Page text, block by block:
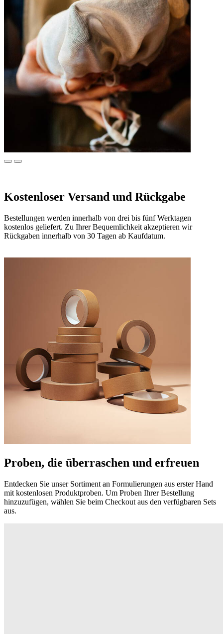
Kostenloser Versand und Rückgabe
Bestellungen werden innerhalb von drei bis fünf Werktagen
kostenlos geliefert. Zu Ihrer Bequemlichkeit akzeptieren wir
Rückgaben innerhalb von 30 Tagen ab Kaufdatum.
Proben, die überraschen und erfreuen
Entdecken Sie unser Sortiment an Formulierungen aus erster Hand
mit kostenlosen Produktproben. Um Proben Ihrer Bestellung
hinzuzufügen, wählen Sie beim Checkout aus den verfügbaren Sets
aus.